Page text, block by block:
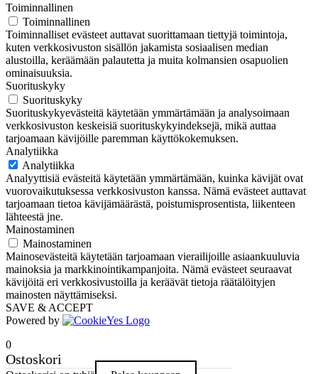
Toiminnallinen
Toiminnallinen
Toiminnalliset evästeet auttavat suorittamaan tiettyjä toimintoja,
kuten verkkosivuston sisällön jakamista sosiaalisen median
alustoilla, keräämään palautetta ja muita kolmansien osapuolien
ominaisuuksia.
Suorituskyky
Suorituskyky
Suorituskykyevästeitä käytetään ymmärtämään ja analysoimaan
verkkosivuston keskeisiä suorituskykyindeksejä, mikä auttaa
tarjoamaan kävijöille paremman käyttökokemuksen.
Analytiikka
Analytiikka
Analyyttisiä evästeitä käytetään ymmärtämään, kuinka kävijät ovat
vuorovaikutuksessa verkkosivuston kanssa. Nämä evästeet auttavat
tarjoamaan tietoa kävijämäärästä, poistumisprosentista, liikenteen
lähteestä jne.
Mainostaminen
Mainostaminen
Mainosevästeitä käytetään tarjoamaan vierailijoille asiaankuuluvia
mainoksia ja markkinointikampanjoita. Nämä evästeet seuraavat
kävijöitä eri verkkosivustoilla ja keräävät tietoja räätälöityjen
mainosten näyttämiseksi.
SAVE & ACCEPT
Powered by
0
Ostoskori